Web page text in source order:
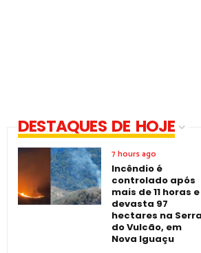
DESTAQUES DE HOJE
7 hours ago
Incêndio é
controlado após
mais de 11 horas e
devasta 97
hectares na Serra
do Vulcão, em
Nova Iguaçu